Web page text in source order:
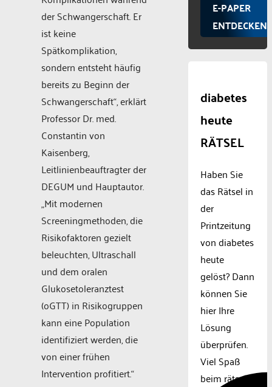
der Schwangerschaft. Er
ist keine
Spätkomplikation,
sondern entsteht häufig
bereits zu Beginn der
Schwangerschaft“, erklärt
Professor Dr. med.
Constantin von
Kaisenberg,
Leitlinienbeauftragter der
DEGUM und Hauptautor.
„Mit modernen
Screeningmethoden, die
Risikofaktoren gezielt
beleuchten, Ultraschall
und dem oralen
Glukosetoleranztest
(oGTT) in Risikogruppen
kann eine Population
identifiziert werden, die
von einer frühen
Intervention profitiert.“
E-PAPER
ENTDECKEN
diabetes
heute
RÄTSEL
Haben Sie
das Rätsel in
der
Printzeitung
von diabetes
heute
gelöst? Dann
können Sie
hier Ihre
Lösung
überprüfen.
Viel Spaß
beim rätseln.